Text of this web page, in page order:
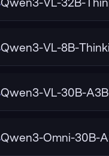
Qwen3-VL-8B-
Qwen3-VL-30B-
Qwen3-Omni-30B-